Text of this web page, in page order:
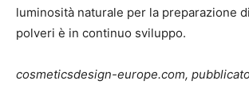
luminosità naturale per la preparazione
polveri è in continuo sviluppo.
cosmeticsdesign-europe.com,